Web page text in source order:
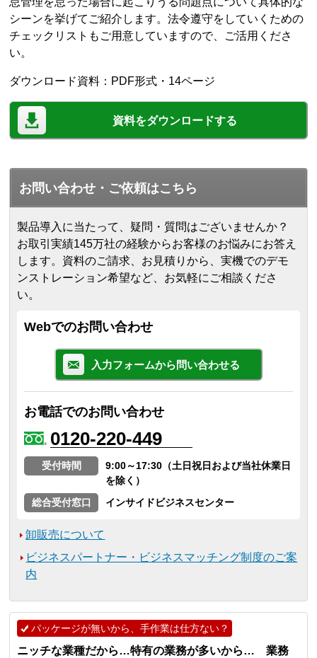
シーンを挙げてご紹介します。法令遵守をしていくための
チェックリストもご用意していますので、ご活用くださ
い。
ダウンロード資料：PDF形式・14ページ
資料をダウンロードする
お問い合わせ・ご依頼はこちら
製品導入に当たって、疑問・質問はございませんか？
お取引実績145万社の経験からお客様のお悩みにお答え
します。 資料のご請求、お見積りから、実機でのデモ
ンストレーション希望など、お気軽にご相談くださ
い。
Webでのお問い合わせ
入力フォームから問い合わせる
お電話でのお問い合わせ
0120-220-449
受付時間
9:00～17:30（土日祝日および当社休業日
を除く）
総合受付窓口
インサイドビジネスセンター
卸販売について
ビジネスパートナー・ビジネスマッチング制度のご案
内
パッケージが無いから、手作業は仕方ない？
ニッチな業種だから…特有の業務が多いから… 業務